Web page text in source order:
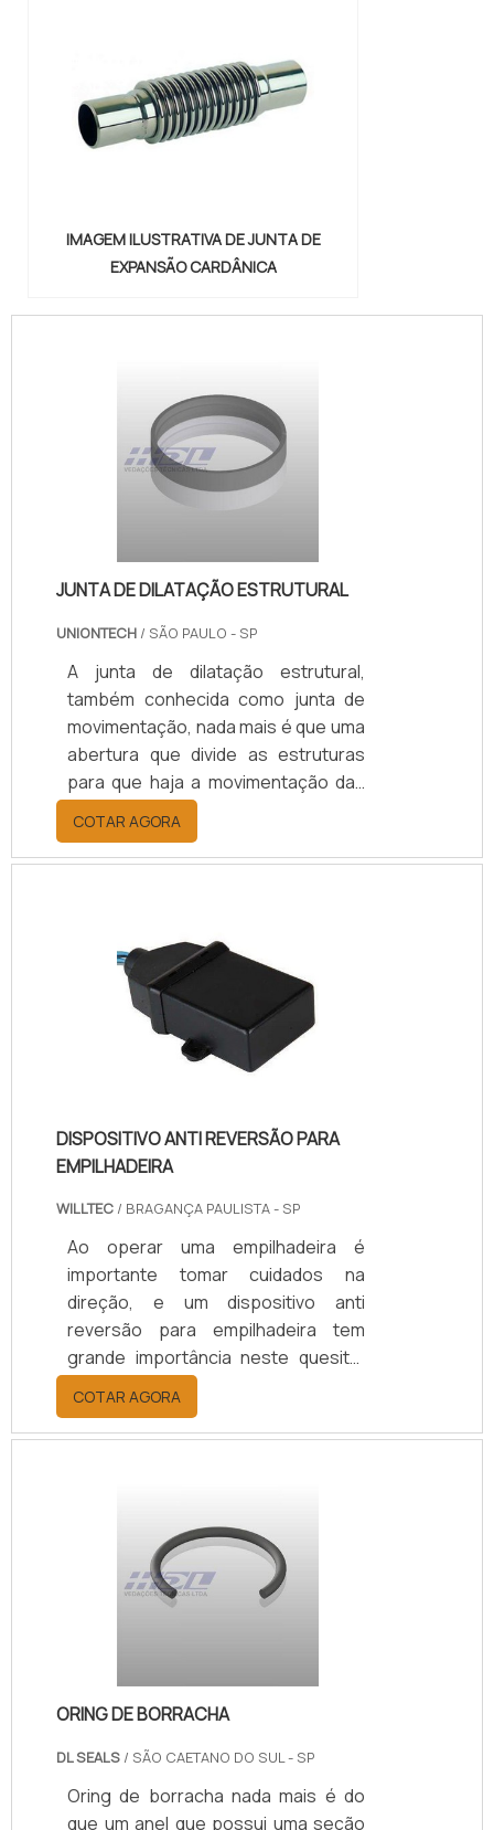
IMAGEM ILUSTRATIVA DE JUNTA DE
EXPANSÃO CARDÂNICA
JUNTA DE DILATAÇÃO ESTRUTURAL
UNIONTECH / SÃO PAULO - SP
A junta de dilatação estrutural,
também conhecida como junta de
movimentação, nada mais é que uma
abertura que divide as estruturas
para que haja a movimentação das
partes separadas, devido pressões
e esforços sofridos no concreto
pela circulação de carros, caminhos
tipo de estrutura de grandes
dimensões de como por exemplo:
Construções de viadutos; Pontes;
Túneis; Estacionamentos; Edifícios;
Indústrias; Metrôs; Reservatórios;
COTAR AGORA
DISPOSITIVO ANTI REVERSÃO PARA
EMPILHADEIRA
WILLTEC / BRAGANÇA PAULISTA - SP
Ao operar uma empilhadeira é
importante tomar cuidados na
direção, e um dispositivo anti
reversão para empilhadeira tem
grande importância neste quesito.
Esse cuidado é importante, tendo
em vista que os operadores de
empilhadeiras têm grandes
uso do freio durante o processo de
reversão do sentido de marcha, isso
pode ocasionar danos à
empilhadeira e acidentes.O uso do
COTAR AGORA
ORING DE BORRACHA
DL SEALS / SÃO CAETANO DO SUL - SP
Oring de borracha nada mais é do
que um anel que possui uma seção